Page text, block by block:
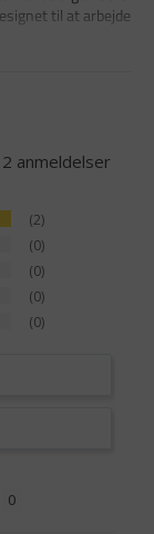
til at arbejde
anmeldelser
2
0
0
0
0